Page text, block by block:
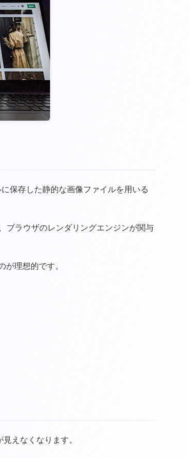
保存した静的な画像ファイルを用いる
ブラウザのレンダリングエンジンが関与
理想的です。
えなくなります。